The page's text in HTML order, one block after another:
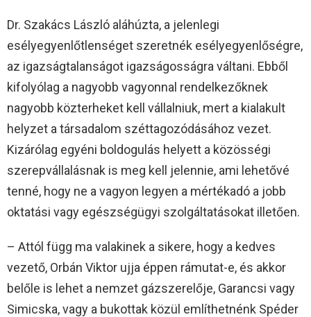
Dr. Szakács László aláhúzta, a jelenlegi
esélyegyenlőtlenséget szeretnék esélyegyenlőségre,
az igazságtalanságot igazságosságra váltani. Ebből
kifolyólag a nagyobb vagyonnal rendelkezőknek
nagyobb közterheket kell vállalniuk, mert a kialakult
helyzet a társadalom széttagozódásához vezet.
Kizárólag egyéni boldogulás helyett a közösségi
szerepvállalásnak is meg kell jelennie, ami lehetővé
tenné, hogy ne a vagyon legyen a mértékadó a jobb
oktatási vagy egészségügyi szolgáltatásokat illetően.
– Attól függ ma valakinek a sikere, hogy a kedves
vezető, Orbán Viktor ujja éppen rámutat-e, és akkor
belőle is lehet a nemzet gázszerelője, Garancsi vagy
Simicska, vagy a bukottak közül említhetnénk Spéder